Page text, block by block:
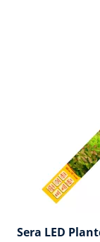
Sera LED